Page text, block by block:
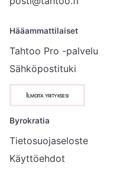
Hääammattilaiset
Tahtoo Pro -palvelu
Sähköpostituki
Ilmoita yrityksesi
Byrokratia
Tietosuojaseloste
Käyttöehdot